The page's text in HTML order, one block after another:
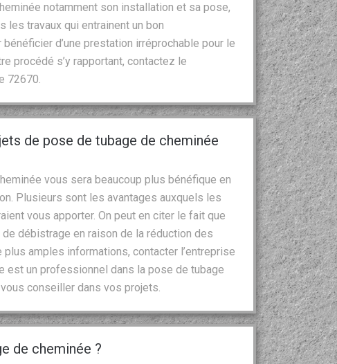
notamment son installation et sa pose,
les travaux qui entrainent un bon
d’une prestation irréprochable pour le
procédé s’y rapportant, contactez le
72670.
de pose de tubage de cheminée
vous sera beaucoup plus bénéfique en
Plusieurs sont les avantages auxquels les
vous apporter. On peut en citer le fait que
débistrage en raison de la réduction des
amples informations, contacter l’entreprise
est un professionnel dans la pose de tubage
conseiller dans vos projets.
de cheminée ?